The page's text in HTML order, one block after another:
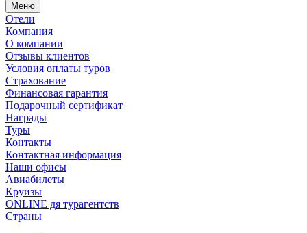
Меню
Отели
Компания
О компании
Отзывы клиентов
Условия оплаты туров
Страхование
Финансовая гарантия
Подарочный сертификат
Награды
Туры
Контакты
Контактная информация
Наши офисы
Авиабилеты
Круизы
ONLINE дя турагентств
Страны